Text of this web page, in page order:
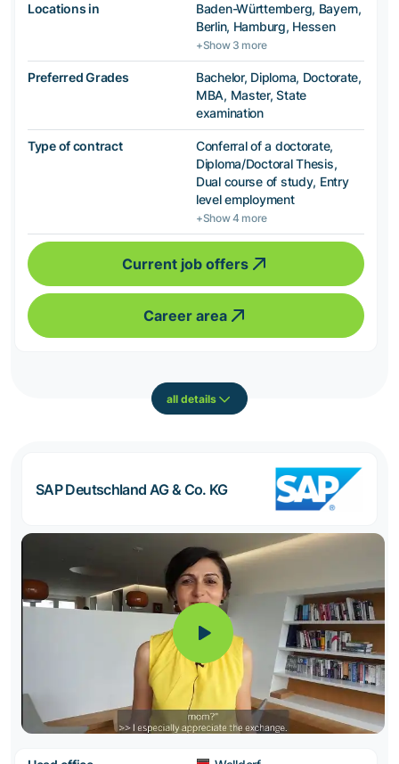
Locations in
Baden-Württemberg, Bayern,
Berlin, Hamburg, Hessen
+Show 3 more
Preferred Grades
Bachelor, Diploma, Doctorate,
MBA, Master, State
examination
Type of contract
Conferral of a doctorate,
Diploma/Doctoral Thesis,
Dual course of study, Entry
level employment
+Show 4 more
Current job offers
Career area
all details
SAP Deutschland AG & Co. KG